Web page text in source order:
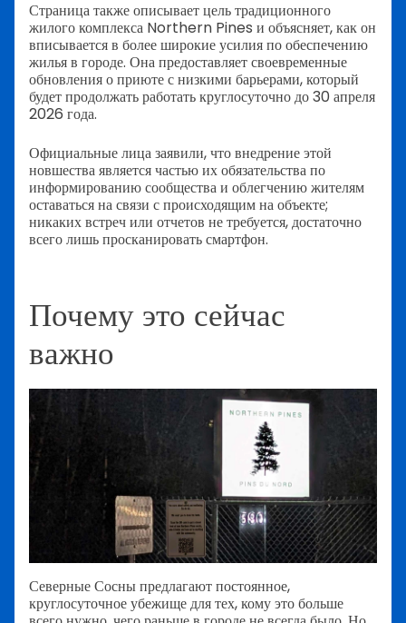
Страница также описывает цель традиционного
жилого комплекса Northern Pines и объясняет, как он
вписывается в более широкие усилия по обеспечению
жилья в городе. Она предоставляет своевременные
обновления о приюте с низкими барьерами, который
будет продолжать работать круглосуточно до 30 апреля
2026 года.
Официальные лица заявили, что внедрение этой
новшества является частью их обязательства по
информированию сообщества и облегчению жителям
оставаться на связи с происходящим на объекте;
никаких встреч или отчетов не требуется, достаточно
всего лишь просканировать смартфон.
Почему это сейчас
важно
Северные Сосны предлагают постоянное,
круглосуточное убежище для тех, кому это больше